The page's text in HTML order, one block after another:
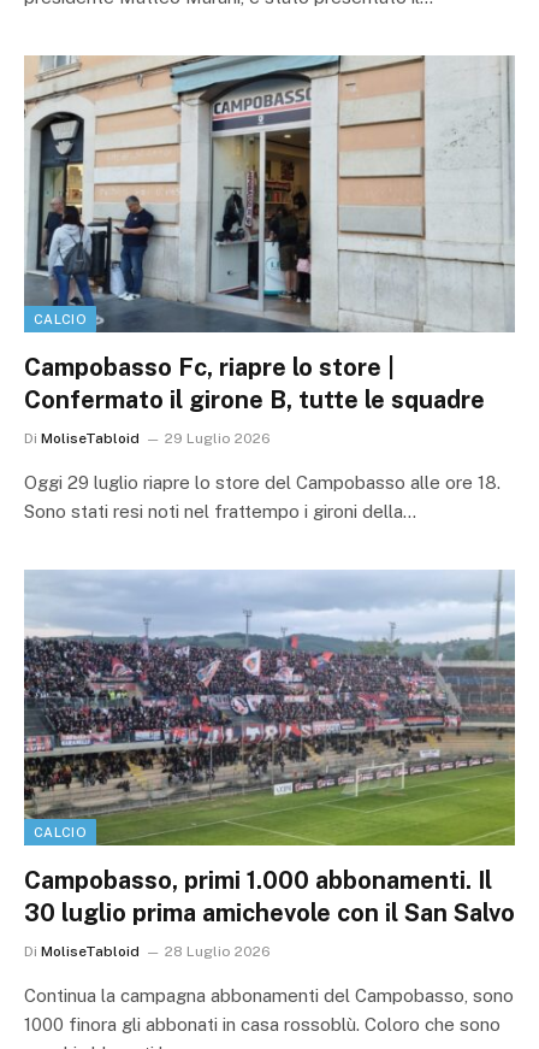
CALCIO
Campobasso Fc, riapre lo store |
Confermato il girone B, tutte le squadre
Di MoliseTabloid 29 Luglio 2026
Oggi 29 luglio riapre lo store del Campobasso alle ore 18.
Sono stati resi noti nel frattempo i gironi della…
CALCIO
Campobasso, primi 1.000 abbonamenti. Il
30 luglio prima amichevole con il San Salvo
Di MoliseTabloid 28 Luglio 2026
Continua la campagna abbonamenti del Campobasso, sono
1000 finora gli abbonati in casa rossoblù. Coloro che sono